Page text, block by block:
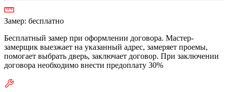
Замер: бесплатно
Бесплатный замер при оформлении договора. Мастер-
замерщик выезжает на указанный адрес, замеряет проемы,
помогает выбрать дверь, заключает договор. При заключении
договора необходимо внести предоплату 30%